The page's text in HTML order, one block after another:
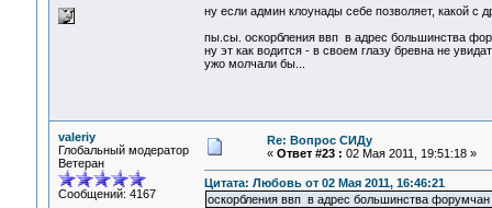
ну если админ клоунады себе позволяет, какой с
пы.сы. оскорбления ввп в адрес большинства
ну эт как водится - в своем глазу бревна не
ужо молчали бы...
valeriy
Глобальный модератор
Ветеран
Сообщений: 4167
Re: Вопрос СИДу
« Ответ #23 : 02 Мая 2011, 19:51:18 »
Цитата: Любовь от 02 Мая 2011, 16:46:21
оскорбления ввп в адрес большинства